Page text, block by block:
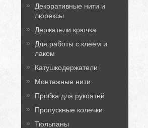
Декоративные нити и
люрексы
Держатели крючка
Для работы с клеем и
лаком
Катушкодержатели
Монтажные нити
Пробка для рукоятей
Пропускные колечки
Тюльпаны